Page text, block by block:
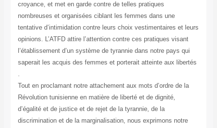
croyance, et met en garde contre de telles pratiques
nombreuses et organisées ciblant les femmes dans une
tentative d’intimidation contre leurs choix vestimentaires et leurs
opinions. L’ATFD attire l’attention contre ces pratiques visant
l’établissement d’un système de tyrannie dans notre pays qui
saperait les acquis des femmes et porterait atteinte aux libertés
.
Tout en proclamant notre attachement aux mots d’ordre de la
Révolution tunisienne en matière de liberté et de dignité,
d’égalité et de justice et de rejet de la tyrannie, de la
discrimination et de la marginalisation, nous exprimons notre